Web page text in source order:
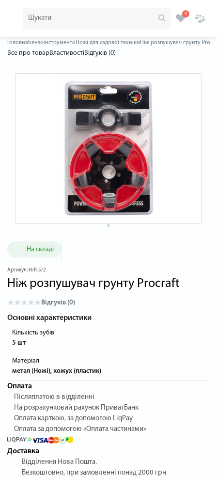
0
Головна Бензоінструменти Ножі для садової техніки Ніж розпушувач грунту
Все про товарВластивостіВідгуків (0)
На складі
Артикул: H/R-5/2
Ніж розпушувач грунту Procraft
Відгуків (0)
Основні характеристики
Кількість зубів
5 шт
Матеріал
метал (Ножі), кожух (пластик)
Оплата
Післяплатою в відділенні
На розрахунковий рахунок ПриватБанк
Оплата карткою, за допомогою LiqPay
Оплата за допомогою «Оплата частинами»
Доставка
Відділення Нова Пошта.
Безкоштовно, при замовленні понад 2000 грн